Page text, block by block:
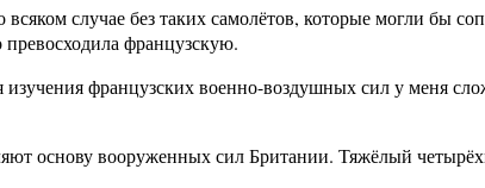
всяком случае без таких самолётов, которые могли бы
французскую.
французских военно-воздушных сил у меня
основу вооруженных сил Британии. Тяжёлый